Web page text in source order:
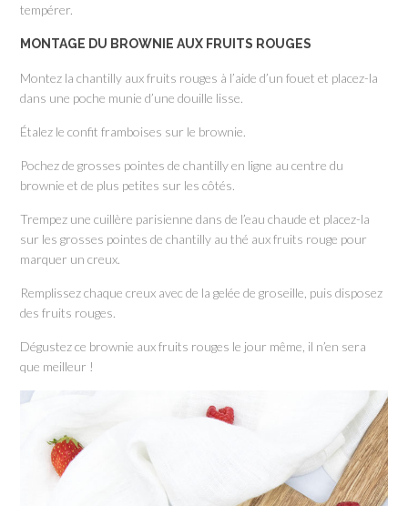
tempérer.
MONTAGE DU BROWNIE AUX FRUITS ROUGES
Montez la chantilly aux fruits rouges à l’aide d’un fouet et placez-la
dans une poche munie d’une douille lisse.
Étalez le confit framboises sur le brownie.
Pochez de grosses pointes de chantilly en ligne au centre du
brownie et de plus petites sur les côtés.
Trempez une cuillère parisienne dans de l’eau chaude et placez-la
sur les grosses pointes de chantilly au thé aux fruits rouge pour
marquer un creux.
Remplissez chaque creux avec de la gelée de groseille, puis disposez
des fruits rouges.
Dégustez ce brownie aux fruits rouges le jour même, il n’en sera
que meilleur !